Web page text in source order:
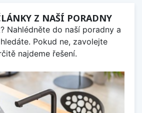
Z NAŠÍ PORADNY
Nahlédněte do naší poradny a
Pokud ne, zavolejte
najdeme řešení.